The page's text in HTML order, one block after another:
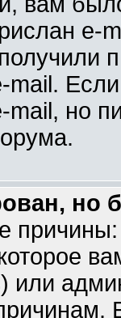
e-
mail.
но
но
или